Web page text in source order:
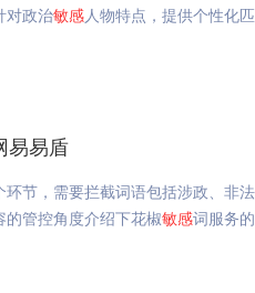
对政治敏感人物特点，提供个性化
易易盾
节，需要拦截词语包括涉政、非
管控角度介绍下花椒敏感词服务